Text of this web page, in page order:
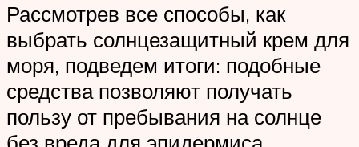
Рассмотрев все способы, как
выбрать солнцезащитный крем для
моря, подведем итоги: подобные
средства позволяют получать
пользу от пребывания на солнце